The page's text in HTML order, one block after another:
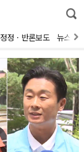
통
합
색
정정ㆍ반론보도 뉴스제